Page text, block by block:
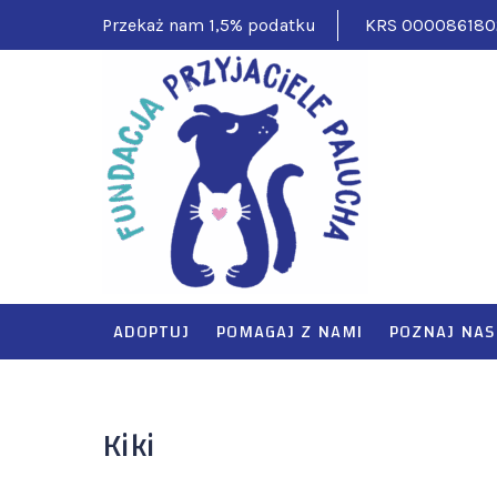
to
Przekaż nam 1,5% podatku KRS
Pomagamy
ADOPTUJ POMAGAJ Z NAMI POZNAJ NAS
Kiki